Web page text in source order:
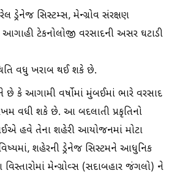
ડ્રેનેજ સિસ્ટમ્સ, મેન્ગ્રોવ સંરક્ષણ
ટેકનોલોજી વરસાદની અસર ઘટાડી
વધુ ખરાબ થઈ શકે છે.
છે કે આગામી વર્ષોમાં મુંબઈમાં ભારે વરસાદ
વધી શકે છે. આ બદલાતી પ્રકૃતિનો
હવે તેના શહેરી આયોજનમાં મોટા
શહેરની ડ્રેનેજ સિસ્ટમને આધુનિક
વિસ્તારોમાં મેન્ગ્રોવ્સ (સદાબહાર જંગલો) ને